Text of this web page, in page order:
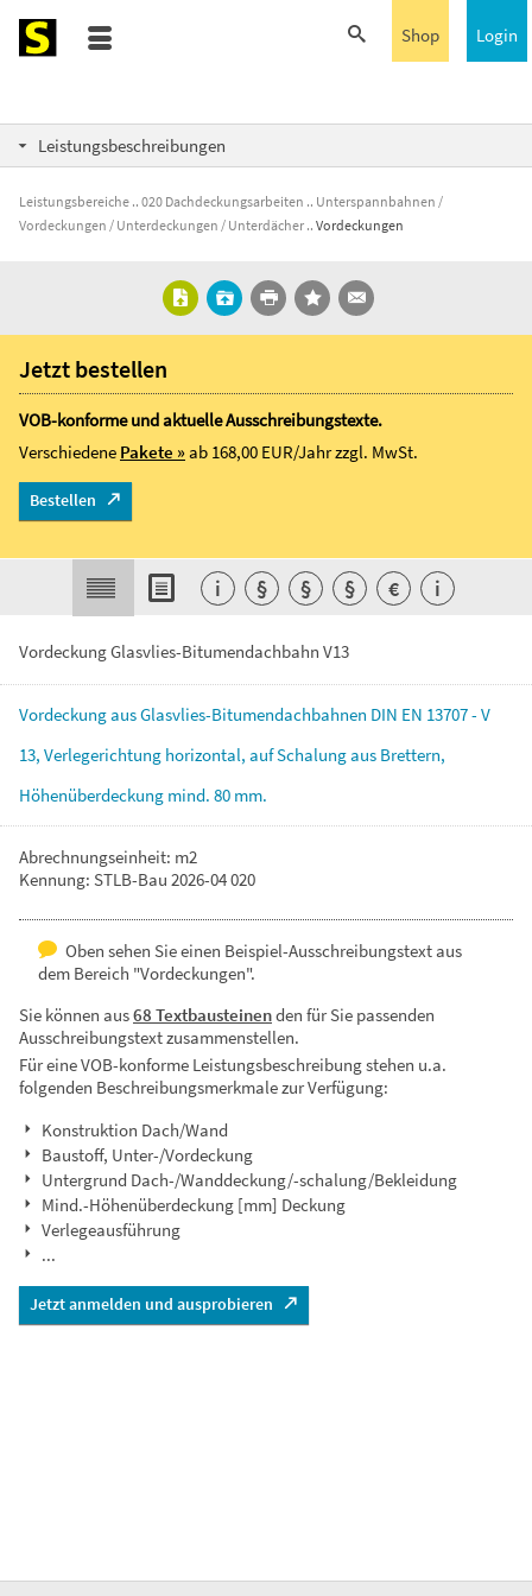
Login
Shop
Leistungsbeschreibungen
Leistungsbereiche 020 Dachdeckungsarbeiten
Unterspannbahnen /
Vordeckungen / Unterdeckungen / Unterdächer
Vordeckungen
Vordeckung Glasvlies-Bitumendachbahn V13
VordeckungausGlasvlies-Bitumendachbahnen DIN EN 13707- V
13, Verlegerichtung horizontal, aufSchalungaus Brettern,
Höhenüberdeckung mind. 80 mm.
Abrechnungseinheit: m2
Kennung: STLB-Bau 2026-04 020
Oben sehen Sie einen Beispiel-Ausschreibungstext aus
dem Bereich "Vordeckungen".
Sie können aus68 Textbausteinenden für Sie passenden
Ausschreibungstext zusammenstellen.
Für eine VOB-konforme Leistungsbeschreibung stehen u.a.
folgenden Beschreibungsmerkmale zur Verfügung:
Konstruktion Dach/Wand
Baustoff, Unter-/Vordeckung
Untergrund Dach-/Wanddeckung/-schalung/Bekleidung
Mind.-Höhenüberdeckung [mm] Deckung
Verlegeausführung
...
Jetzt anmelden und ausprobieren
Jetzt bestellen
VOB-konforme und aktuelle Ausschreibungstexte.
Verschiedene Pakete »ab 168,00 EUR/Jahrzzgl. MwSt.
Bestellen
i § § § € i